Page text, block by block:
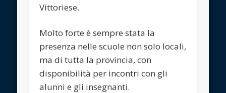
Vittoriese.
Molto forte è sempre stata la
presenza nelle scuole non solo locali,
ma di tutta la provincia, con
disponibilità per incontri con gli
alunni e gli insegnanti.